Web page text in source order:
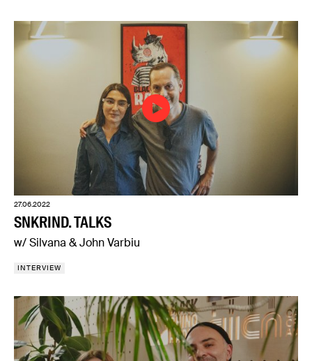
27.06.2022
SNKRIND. TALKS
w/ Silvana & John Varbiu
INTERVIEW